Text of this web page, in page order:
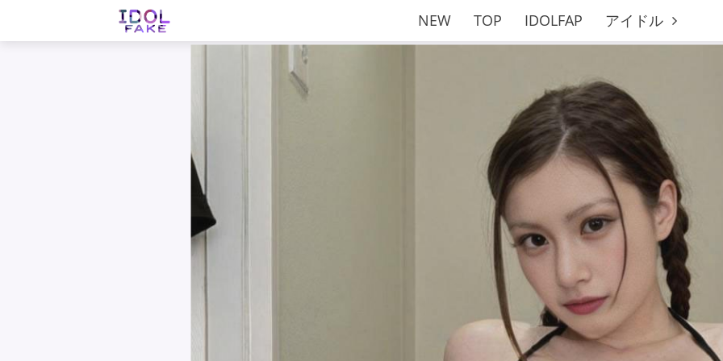
NEW TOP IDOLFAP アイドル